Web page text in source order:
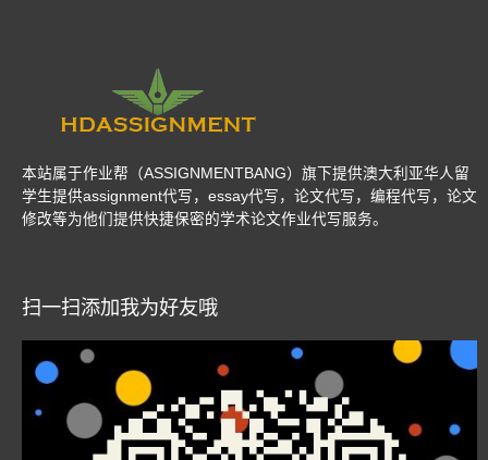
本站属于作业帮（ASSIGNMENTBANG）旗下提供澳大利亚华人留
学生提供assignment代写，essay代写，论文代写，编程代写，论文
修改等为他们提供快捷保密的学术论文作业代写服务。
扫一扫添加我为好友哦